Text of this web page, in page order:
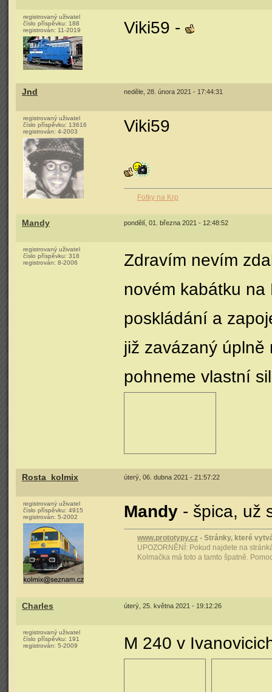
registrovaný uživatel
číslo příspěvku: 188
registrován: 11-2019 Viki59 -
Jnd neděle, 28. února 2021 - 17:44:31
registrovaný uživatel
číslo příspěvku: 13616
registrován: 4-2003 Viki59
Fotky na Krp
Mandy pondělí, 01. března 2021 - 12:48:52
registrovaný uživatel
číslo příspěvku: 318
registrován: 8-2006
Zdravím nevím
novém kabátku
poskládání a
již zavázaný úplně
pohneme vlastní
Rosta_kolmix úterý, 06. dubna 2021 - 21:57:22
registrovaný uživatel
číslo příspěvku: 4915
registrován: 5-2002 Mandy - špica, už
www.prototypy.cz - Stránky, které
UPOZORNĚNÍ: Pokud najdete na
Kolmačka má toto a tamto špatně.
Charles úterý, 25. května 2021 - 19:12:26
registrovaný uživatel
číslo příspěvku: 191
registrován: 5-2009 M 240 v